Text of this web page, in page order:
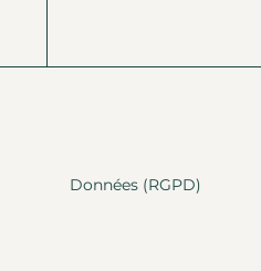
Données (RGPD)